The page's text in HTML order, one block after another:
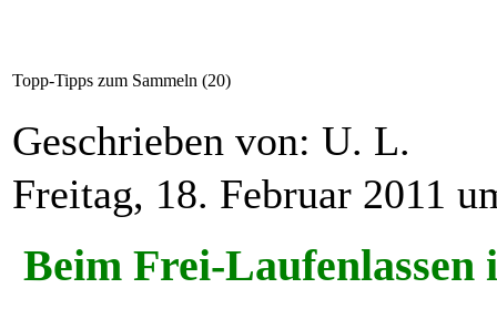
Topp-Tipps zum Sammeln (20)
Geschrieben von: U. L.
Freitag, 18. Februar 2011
Beim Frei-Laufenlassen